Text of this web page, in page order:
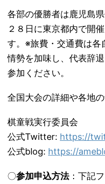
各部の優勝者は鹿児島
２８日に東京都内で開
す。※旅費・交通費は各
情勢を加味し、代表辞
参加ください。
全国大会の詳細や各地
棋童戦実行委員会
公式Twitter: https://
公式blog: https://
〇参加申込方法：下記